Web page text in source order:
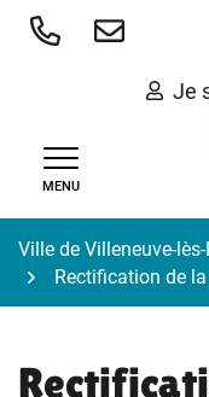
Aller
Je
MENU
Ville de Villeneuve-
Rectification de